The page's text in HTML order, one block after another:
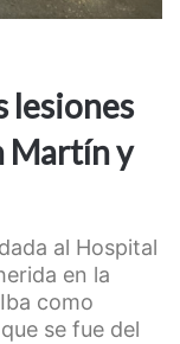
lesiones
Martín y
al Hospital
en la
como
se fue del